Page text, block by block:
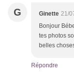
G Ginette 21/
Bonjour
tes photos
belles
Répondre